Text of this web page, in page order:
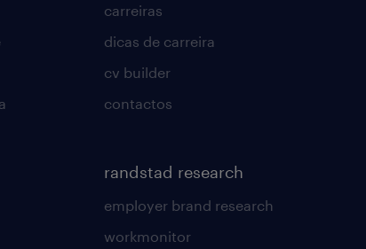
carreiras
dicas de carreira
cv builder
contactos
randstad research
employer brand research
workmonitor